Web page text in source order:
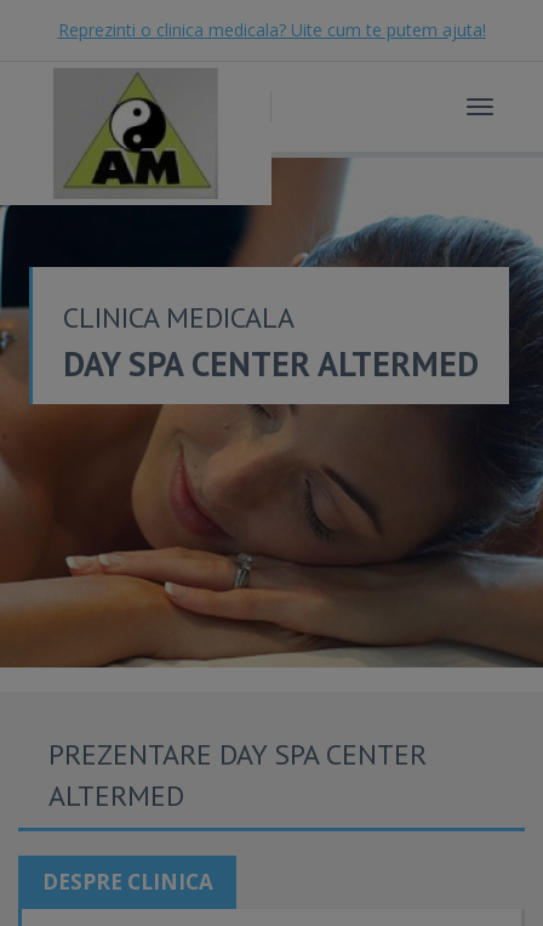
Reprezinti o clinica medicala? Uite cum te putem ajuta!
Toggle
CLINICA MEDICALA
DAY SPA CENTER ALTERMED
PREZENTARE DAY SPA CENTER
ALTERMED
DESPRE CLINICA